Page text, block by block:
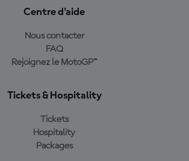
Centre d'aide
Nous contacter
FAQ
Rejoignez le MotoGP™
Tickets & Hospitality
Tickets
Hospitality
Packages